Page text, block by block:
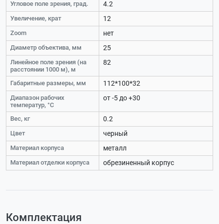
Угловое поле зрения, град. 4.2
Увеличение, крат 12
Zoom нет
Диаметр объектива, мм 25
Линейное поле зрения (на
расстоянии 1000 м), м
82
Габаритные размеры, мм 112*100*32
Диапазон рабочих
температур, °С
от -5 до +30
Вес, кг 0.2
Цвет черный
Материал корпуса металл
Материал отделки корпуса обрезиненный корпус
Комплектация